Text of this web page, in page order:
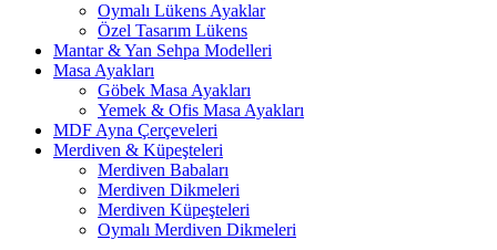
Oymalı Lükens Ayaklar
Özel Tasarım Lükens
Mantar & Yan Sehpa Modelleri
Masa Ayakları
Göbek Masa Ayakları
Yemek & Ofis Masa Ayakları
MDF Ayna Çerçeveleri
Merdiven & Küpeşteleri
Merdiven Babaları
Merdiven Dikmeleri
Merdiven Küpeşteleri
Oymalı Merdiven Dikmeleri